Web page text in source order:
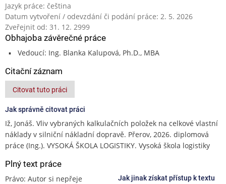
Jazyk práce: čeština
Datum vytvoření / odevzdání či podání práce: 2. 5. 2026
Zveřejnit od: 31. 12. 2999
Obhajoba závěrečné práce
Vedoucí: Ing. Blanka Kalupová, Ph.D., MBA
Citační záznam
Citovat tuto práci
Jak správně citovat práci
Iž, Jonáš. Vliv vybraných kalkulačních položek na celkové vlastní
náklady v silniční nákladní dopravě. Přerov, 2026. diplomová
práce (Ing.). VYSOKÁ ŠKOLA LOGISTIKY. Vysoká škola logistiky
Plný text práce
Právo: Autor si nepřeje
Jak jinak získat přístup k textu